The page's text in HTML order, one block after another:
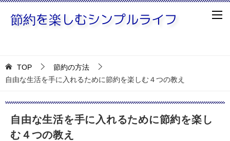
TOP
節約の方法
自由な生活を手に入れるために節約を楽しむ４つの教え
自由な生活を手に入れるために節約を楽し
む４つの教え